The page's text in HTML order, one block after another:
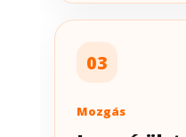
03
Mozgás